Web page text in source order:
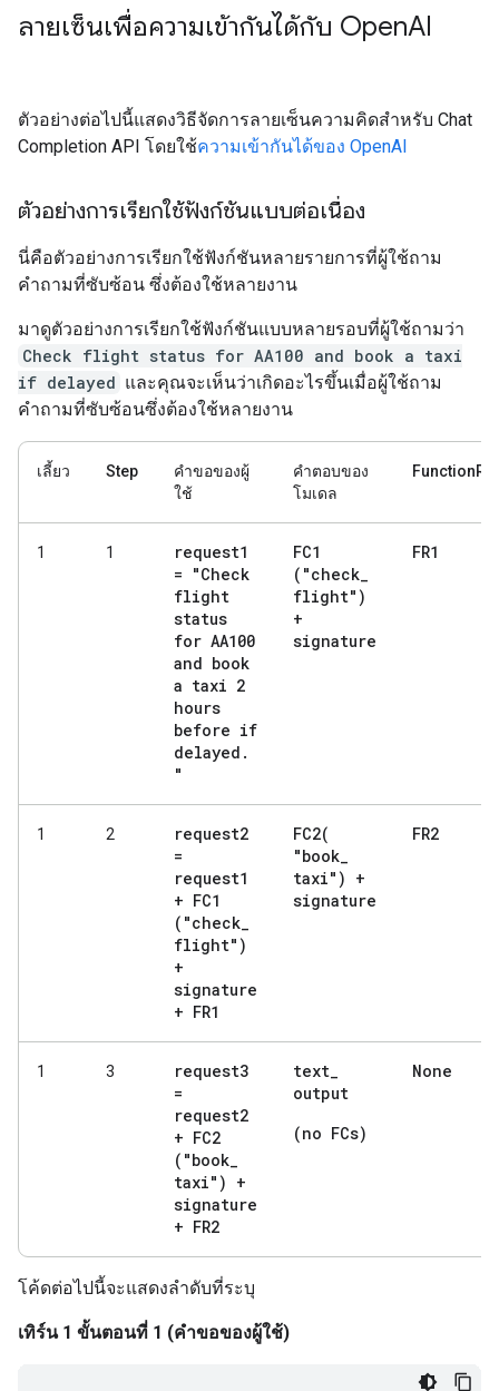
ลายเซ็นเพื่อความเข้ากันได้กับ OpenAI
ตัวอย่างต่อไปนี้แสดงวิธีจัดการลายเซ็นความคิดสำหรับ Chat
Completion API โดยใช้ความเข้ากันได้ของ OpenAI
ตัวอย่างการเรียกใช้ฟังก์ชันแบบต่อเนื่อง
นี่คือตัวอย่างการเรียกใช้ฟังก์ชันหลายรายการที่ผู้ใช้ถาม
คำถามที่ซับซ้อน ซึ่งต้องใช้หลายงาน
มาดูตัวอย่างการเรียกใช้ฟังก์ชันแบบหลายรอบที่ผู้ใช้ถามว่า
Check flight status for AA100 and book a taxi
if delayed และคุณจะเห็นว่าเกิดอะไรขึ้นเมื่อผู้ใช้ถาม
คำถามที่ซับซ้อนซึ่งต้องใช้หลายงาน
เลี้ยว Step
คำขอของผู้
ใช้
คำตอบของ
โมเดล
1 1
request1
= "Check
flight
status
for AA100
and book
a taxi 2
hours
before if
delayed .
"
FC1
("check_
flight")
+
signature
FR1
1 2
request2
=
request1
+ FC1
("check_
flight")
+
signature
+ FR1
FC2(
"book_
taxi") +
signature
FR2
1 3
request3
=
request2
+ FC2
("book_
taxi") +
signature
+ FR2
text_
output
(no FCs)
None
โค้ดต่อไปนี้จะแสดงลำดับที่ระบุ
เทิร์น 1 ขั้นตอนที่ 1 (คำขอของผู้ใช้)